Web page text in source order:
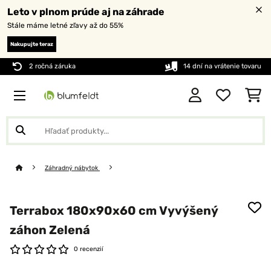
Leto v plnom prúde aj na záhrade
Stále máme letné zľavy až do 55%
Nakupujte teraz
2 ročná záruka 14 dní na vrátenie tovaru
Záhradný nábytok
Terrabox 180x90x60 cm Vyvýšený
záhon Zelená
0 recenzií